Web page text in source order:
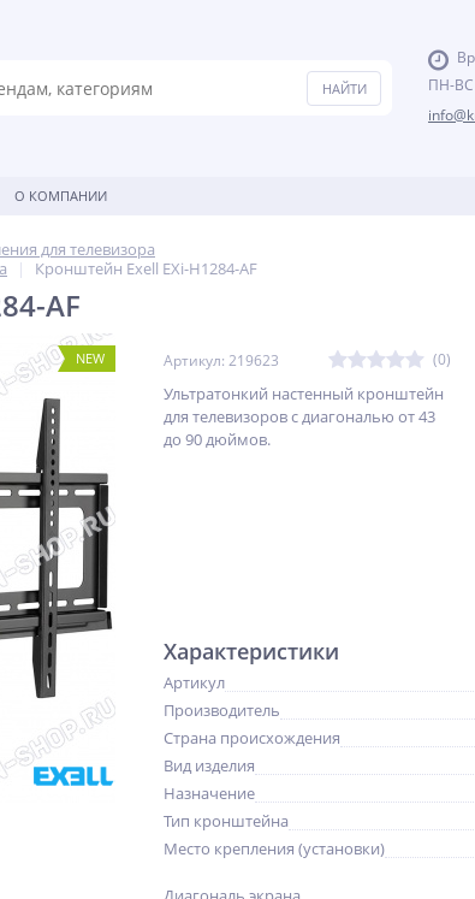
ПН-ВС
О КОМПАНИИ
для телевизора
Кронштейн Exell EXi-H1284-AF
AF
NEW Артикул: 219623 (0)
Ультратонкий настенный кронштейн
для телевизоров с диагональю от 43
до 90 дюймов.
Характеристики
Артикул
Производитель
Страна происхождения
Вид изделия
Назначение
Тип кронштейна
Место крепления (установки)